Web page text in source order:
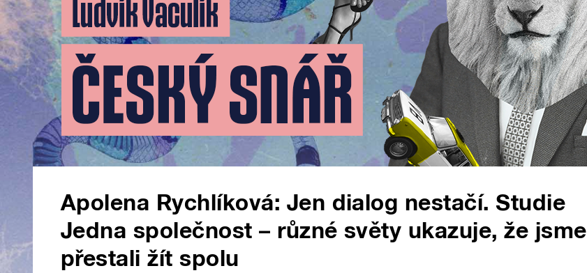
Apolena Rychlíková: Jen dialog nestačí. Studie
Jedna společnost – různé světy ukazuje, že jsme
přestali žít spolu